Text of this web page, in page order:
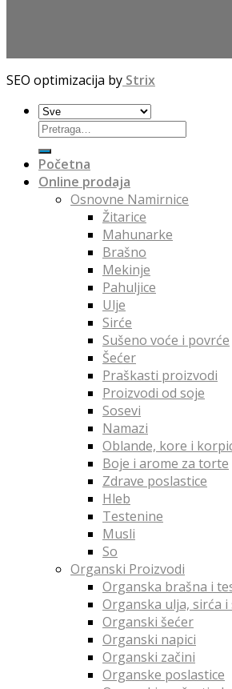
SEO optimizacija by Strix
Početna
Online prodaja
Osnovne Namirnice
Žitarice
Mahunarke
Brašno
Mekinje
Pahuljice
Ulje
Sirće
Sušeno voće i povrće
Šećer
Praškasti proizvodi
Proizvodi od soje
Sosevi
Namazi
Oblande, kore i
Boje i arome za torte
Zdrave poslastice
Hleb
Testenine
Musli
So
Organski Proizvodi
Organska brašna i
Organska ulja, sirća i
Organski šećer
Organski napici
Organski začini
Organske poslastice